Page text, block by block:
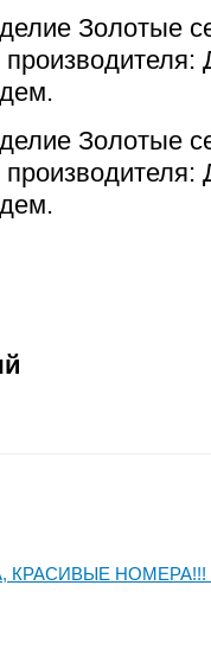
Золотые
Золотые
КРАСИВЫЕ НОМЕРА!!!